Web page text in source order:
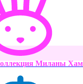
Миланы